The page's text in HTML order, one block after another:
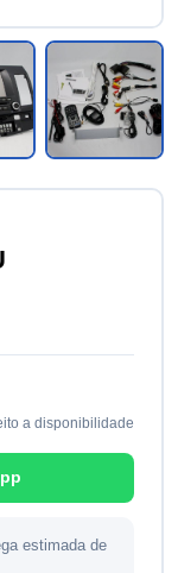
a disponibilidade
estimada de